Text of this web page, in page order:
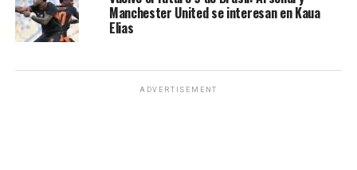
Manchester United se interesan en Kaua
Elias
ADVERTISEMENT